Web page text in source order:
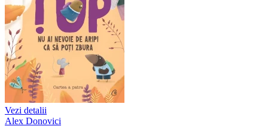
Vezi detalii
Alex Donovici